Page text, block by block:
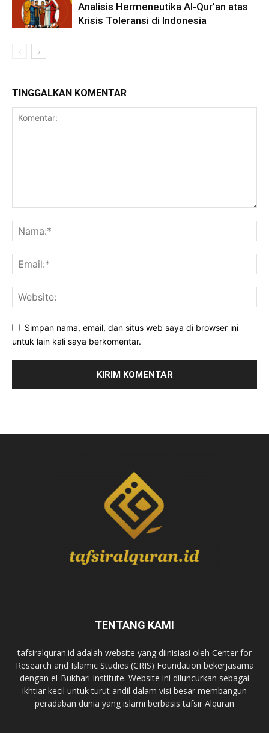
Analisis Hermeneutika Al-Qur’an atas
Krisis Toleransi di Indonesia
TINGGALKAN KOMENTAR
Simpan nama, email, dan situs web saya di browser ini
untuk lain kali saya berkomentar.
TENTANG KAMI
tafsiralquran.id adalah website yang diinisiasi oleh Center for
Research and Islamic Studies (CRIS) Foundation bekerjasama
dengan el-Bukhari Institute. Website ini diluncurkan sebagai
ikhtiar kecil untuk turut andil dalam visi besar membangun
peradaban dunia yang islami berbasis tafsir Alquran